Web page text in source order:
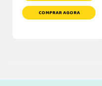
COMPRAR AGORA